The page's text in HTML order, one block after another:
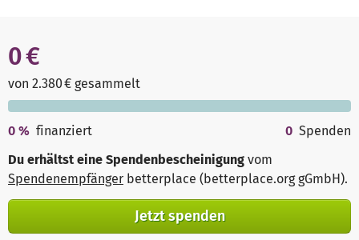
0 €
von 2.380 € gesammelt
0 % finanziert 0 Spenden
Du erhältst eine Spendenbescheinigung vom
Spendenempfänger betterplace (betterplace.org gGmbH).
Jetzt spenden